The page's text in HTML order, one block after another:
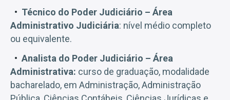
Técnico do Poder Judiciário – Área
Administrativo Judiciária: nível médio completo
ou equivalente.
Analista do Poder Judiciário – Área
Administrativa: curso de graduação, modalidade
bacharelado, em Administração, Administração